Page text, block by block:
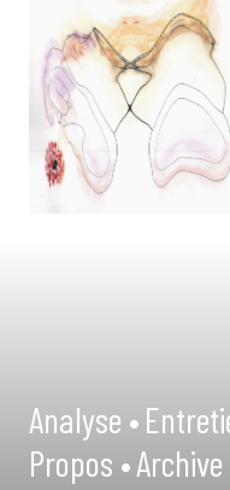
Analyse •
Propos •Archive